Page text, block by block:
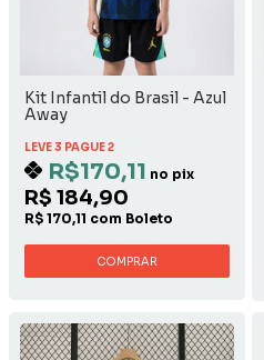
Kit Infantil do Brasil - Azul
Away
LEVE 3 PAGUE 2
R$170,11 no pix
R$ 184,90
R$ 170,11 com Boleto
COMPRAR